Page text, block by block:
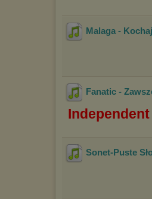
Malaga -
Fanatic -
Sonet-Puste